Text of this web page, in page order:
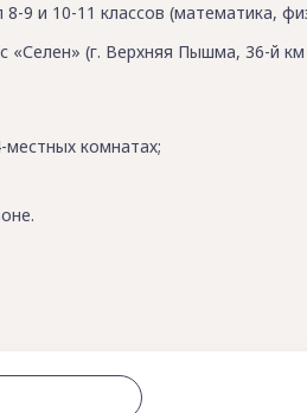
9 и 10-11 классов (математика,
(г. Верхняя Пышма, 36-й км
комнатах;